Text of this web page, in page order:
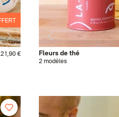
21,90 €
Fleurs de thé
2 modèles